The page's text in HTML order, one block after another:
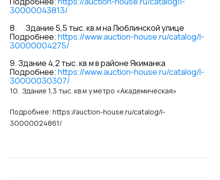
30000043813/
8. Здание 5,5 тыс. кв.м на Люблинской улице
Подробнее: https://www.auction-house.ru/catalog/l-
30000004275/
9. Здание 4,2 тыс. кв.м в районе Якиманка
Подробнее: https://www.auction-house.ru/catalog/l-
30000030307/
10. Здание 1,3 тыс. кв.м у метро «Академическая»
Подробнее: https://auction-house.ru/catalog/l-
30000024861/